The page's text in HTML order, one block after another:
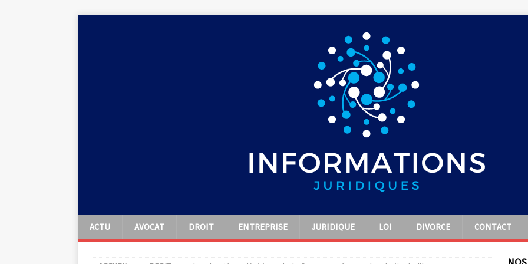
ACTU AVOCAT DROIT ENTREPRISE JURIDIQUE LOI DIVORCE CONTACT